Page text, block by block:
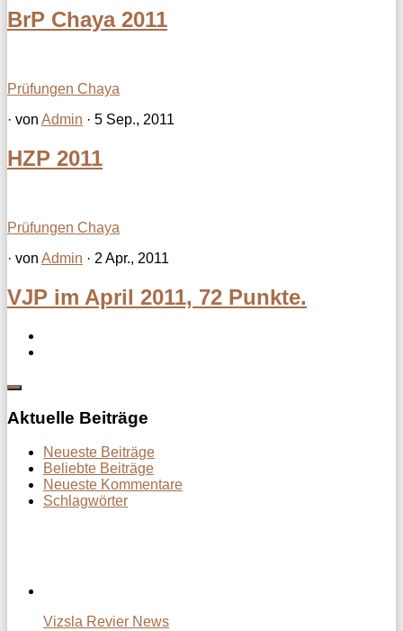
BrP Chaya 2011
Prüfungen Chaya
· von Admin · 5 Sep., 2011
HZP 2011
Prüfungen Chaya
· von Admin · 2 Apr., 2011
VJP im April 2011, 72 Punkte.
Aktuelle Beiträge
Neueste Beiträge
Beliebte Beiträge
Neueste Kommentare
Schlagwörter
Vizsla Revier News